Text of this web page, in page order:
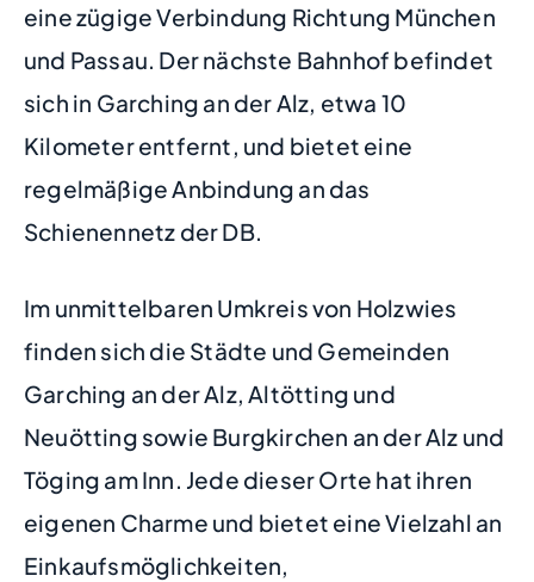
eine zügige Verbindung Richtung München
und Passau. Der nächste Bahnhof befindet
sich in Garching an der Alz, etwa 10
Kilometer entfernt, und bietet eine
regelmäßige Anbindung an das
Schienennetz der DB.
Im unmittelbaren Umkreis von Holzwies
finden sich die Städte und Gemeinden
Garching an der Alz, Altötting und
Neuötting sowie Burgkirchen an der Alz und
Töging am Inn. Jede dieser Orte hat ihren
eigenen Charme und bietet eine Vielzahl an
Einkaufsmöglichkeiten,